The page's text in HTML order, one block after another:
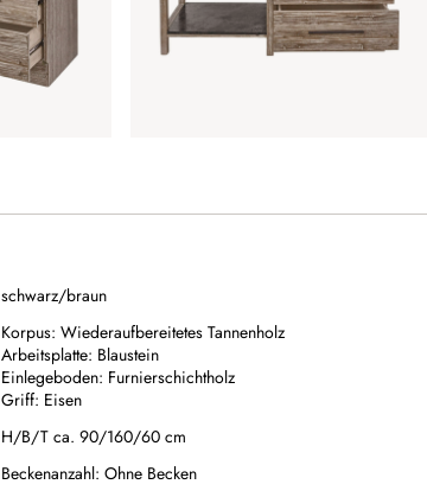
schwarz/braun
Korpus: Wiederaufbereitetes Tannenholz
Arbeitsplatte: Blaustein
Einlegeboden: Furnierschichtholz
Griff: Eisen
H/B/T ca. 90/160/60 cm
Beckenanzahl: Ohne Becken